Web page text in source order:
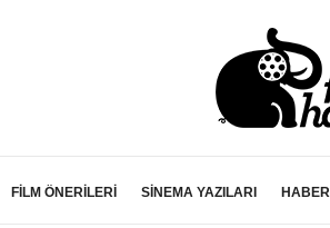
FİLM ÖNERİLERİ SİNEMA YAZILARI